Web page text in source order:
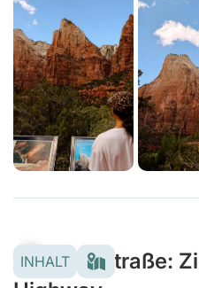
Panormastraße:
INHALT